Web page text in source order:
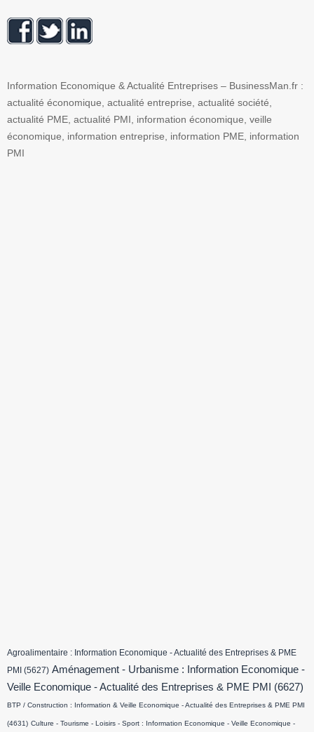
Information Economique & Actualité Entreprises – BusinessMan.fr :
actualité économique, actualité entreprise, actualité société,
actualité PME, actualité PMI, information économique, veille
économique, information entreprise, information PME, information
PMI
Agroalimentaire : Information Economique - Actualité des Entreprises & PME
PMI (5627) Aménagement - Urbanisme : Information Economique -
Veille Economique - Actualité des Entreprises & PME PMI
(6627)
BTP / Construction : Information & Veille Economique - Actualité des Entreprises & PME PMI
(4631) Culture - Tourisme - Loisirs - Sport : Information Economique - Veille Economique -